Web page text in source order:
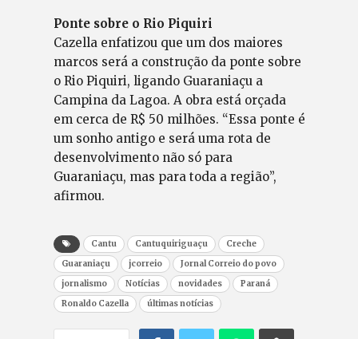
Ponte sobre o Rio Piquiri
Cazella enfatizou que um dos maiores
marcos será a construção da ponte sobre
o Rio Piquiri, ligando Guaraniaçu a
Campina da Lagoa. A obra está orçada
em cerca de R$ 50 milhões. “Essa ponte é
um sonho antigo e será uma rota de
desenvolvimento não só para
Guaraniaçu, mas para toda a região”,
afirmou.
Cantu Cantuquiriguaçu
Creche
Guaraniaçu
jcorreio
Jornal Correio do povo
jornalismo
Notícias novidades
Paraná
Ronaldo Cazella
últimas notícias